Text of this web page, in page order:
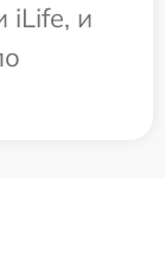
iLife, и